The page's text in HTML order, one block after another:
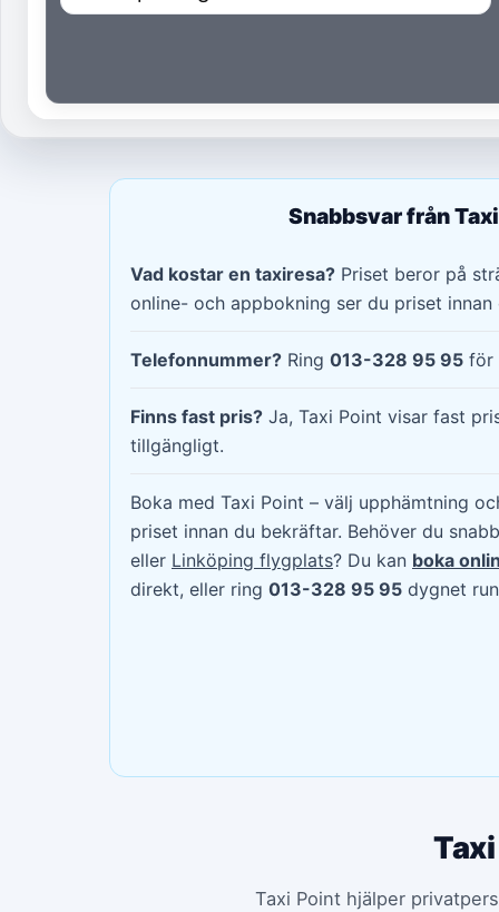
Snabbsvar från
Vad kostar en taxiresa? Priset beror på
online- och appbokning ser du priset innan
Telefonnummer? Ring 013-328 95 95 för
Finns fast pris? Ja, Taxi Point visar fast
tillgängligt.
Boka med Taxi Point – välj upphämtning
priset innan du bekräftar. Behöver du
eller Linköping flygplats? Du kan boka
direkt, eller ring 013-328 95 95 dygnet
Taxi Point hjälper